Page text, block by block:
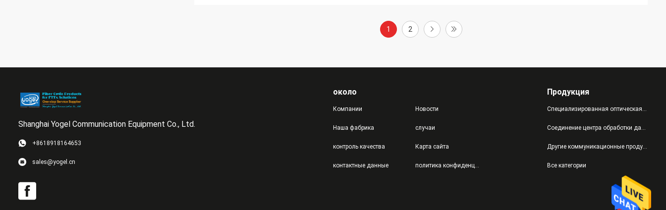
1 2
Shanghai Yogel Communication Equipment Co., Ltd.
+8618918164653
sales@yogel.cn
около
Компании
Наша фабрика
контроль качества
контактные данные
Новости
случаи
Карта сайта
политика конфиденциальности
Продукция
Специализированная оптическая продукция
Соединение центра обработки данных
Другие коммуникационные продукты
Все категории